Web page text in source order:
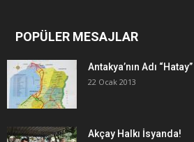
POPÜLER MESAJLAR
Antakya’nın Adı
22 Ocak 2013
Akçay Halkı İsyanda!